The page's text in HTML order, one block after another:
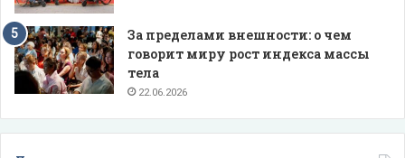
За пределами внешности: о чем
говорит миру рост индекса массы
тела
22.06.2026